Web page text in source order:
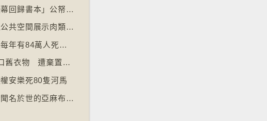
【十萬八千里】瑞典提出「從螢幕回歸書本」公帑購買實體書
【十萬八千里】阿姆斯特丹禁止公共空間展示肉類和化石燃料廣告已促進碳中和
【十萬八千里】聯合國報告指出每年有84萬人死於工作情況欠佳
【十萬八千里】每年逾3萬噸進口舊衣物 遭棄置於智利北部沙漠
安樂死80隻河馬
【十萬八千里】北愛爾蘭復興曾聞名於世的亞麻布產業